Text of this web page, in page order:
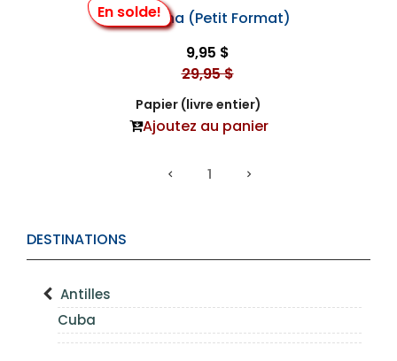
DESTINATIONS
Antilles
Cuba
En solde!
La Habana (Petit Format)
9,95 $
29,95 $
Papier (livre entier)
Ajoutez au panier
1